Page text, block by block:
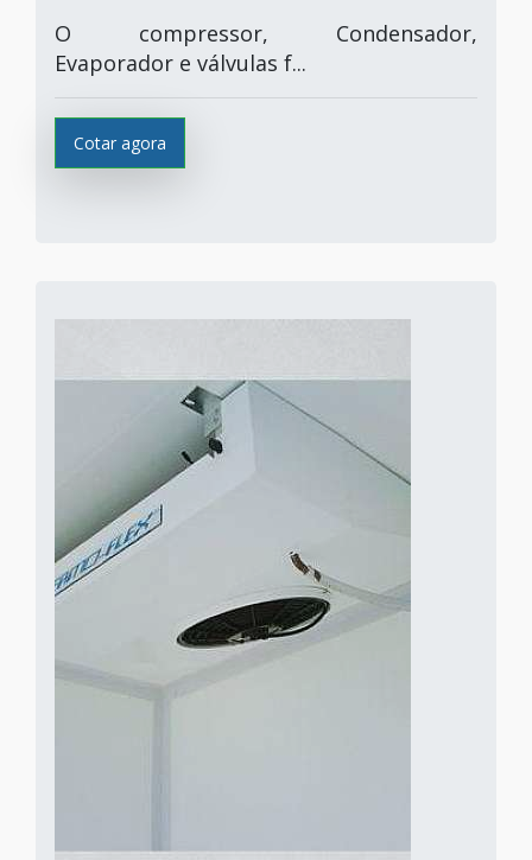
O compressor, Condensador,
Evaporador e válvulas f...
Cotar agora